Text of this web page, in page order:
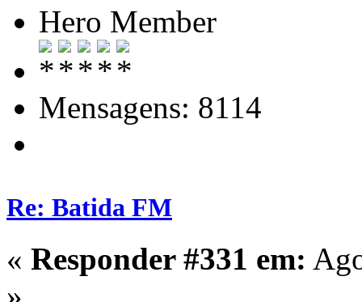
Hero Member
Mensagens: 8114
Re: Batida FM
« Responder #331 em: